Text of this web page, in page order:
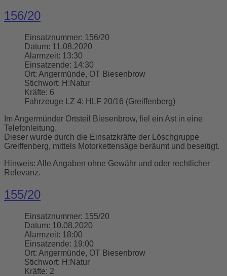
156/20
Einsatznummer: 156/20
Datum: 11.08.2020
Alarmzeit: 13:30
Einsatzende: 14:30
Ort: Angermünde, OT Biesenbrow
Stichwort: H:Natur
Kräfte: 6
Fahrzeuge LZ 4: HLF 20/16 (Greiffenberg)
Im Angermünder Ortsteil Biesenbrow, fiel ein Ast in eine
Telefonleitung.
Dieser wurde durch die Einsatzkräfte der Löschgruppe
Greiffenberg, mittels Motorkettensäge beräumt und beseitigt.
Hinweis: Alle Angaben ohne Gewähr und oder rechtlicher
Relevanz.
155/20
Einsatznummer: 155/20
Datum: 10.08.2020
Alarmzeit: 18:00
Einsatzende: 19:00
Ort: Angermünde, OT Biesenbrow
Stichwort: H:Natur
Kräfte: 2